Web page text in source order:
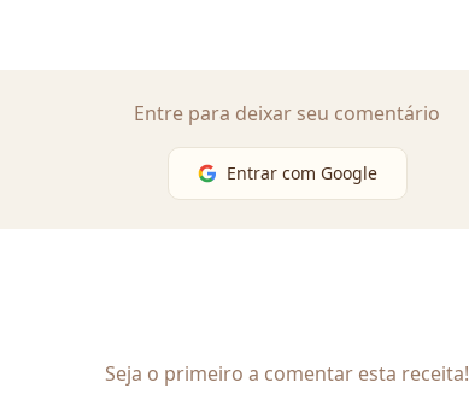
Entre para deixar seu comentário
Entrar com Google
Seja o primeiro a comentar esta receita!